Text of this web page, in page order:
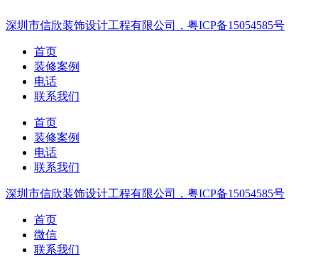
深圳市信欣装饰设计工程有限公司，粤ICP备15054585号
首页
装修案例
电话
联系我们
首页
装修案例
电话
联系我们
深圳市信欣装饰设计工程有限公司，粤ICP备15054585号
首页
微信
联系我们